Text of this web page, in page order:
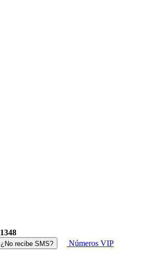
1348
¿No recibe SMS? Números VIP